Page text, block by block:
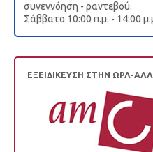
συνεννόηση - ραντεβού.
Σάββατο 10:00 π.μ. - 14:00
ΕΞΕΙΔΙΚΕΥΣΗ ΣΤΗΝ ΩΡΛ-